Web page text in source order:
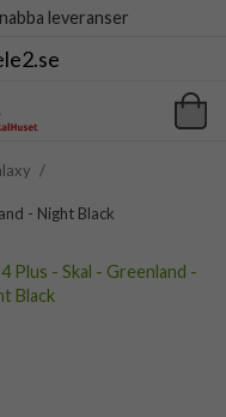
leveranser
/
- Night Black